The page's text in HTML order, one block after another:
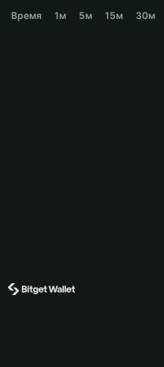
Español (Argentina)
Время 1м 5м 15м 30м